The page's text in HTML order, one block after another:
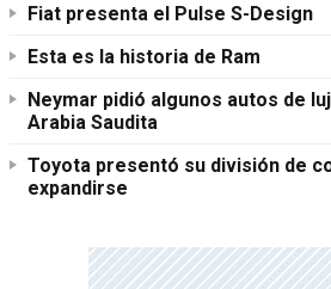
Fiat presenta el Pulse S-Design
Esta es la historia de Ram
Neymar pidió algunos autos de
Arabia Saudita
Toyota presentó su división de
expandirse